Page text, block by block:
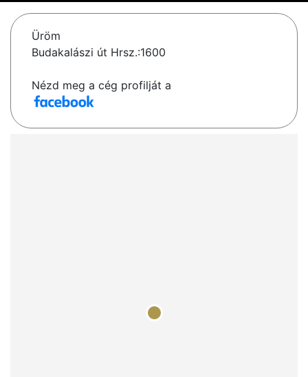
Üröm
Budakalászi út Hrsz.:1600
Nézd meg a cég profilját a